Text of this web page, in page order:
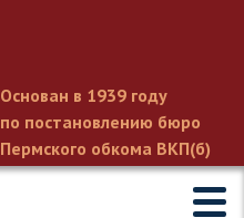
Основан в 1939 году
по постановлению бюро
Пермского обкома ВКП(б)